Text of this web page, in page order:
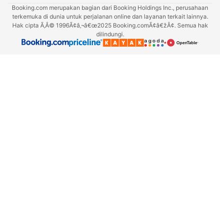
Booking.com merupakan bagian dari Booking Holdings Inc., perusahaan
terkemuka di dunia untuk perjalanan online dan layanan terkait lainnya.
Hak cipta Ã‚Â© 1996Ã¢â‚¬â€œ2025 Booking.comÃ¢â€žÂ¢. Semua hak
dilindungi.